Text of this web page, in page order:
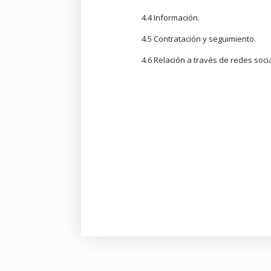
4.4 Información.
4.5 Contratación y seguimiento.
4.6 Relación a través de redes